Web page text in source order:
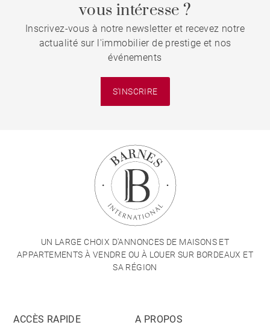
vous intéresse ?
Inscrivez-vous à notre newsletter et recevez notre
actualité sur l'immobilier de prestige et nos
événements
S'INSCRIRE
UN LARGE CHOIX D'ANNONCES DE MAISONS ET
APPARTEMENTS À VENDRE OU À LOUER SUR BORDEAUX ET
SA RÉGION
ACCÈS RAPIDE
A PROPOS